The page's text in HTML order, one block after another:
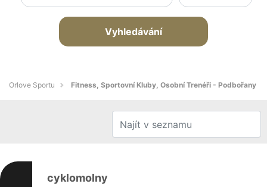
Vyhledávání
Orlove Sportu Fitness, Sportovní Kluby, Osobní Trenéři - Podbořany
cyklomolny